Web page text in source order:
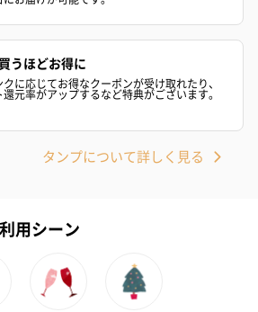
シャワージェル＆ハン
ドクリーム（ピンクグ
レープフルーツ）
（2,145円）
シャワージェ
ッシュローズ
円）
うほどお得に
に応じてお得なクーポンが受け取れたり、
還元率がアップするなど特典がございます。
タンプについて詳しく見る
用シーン